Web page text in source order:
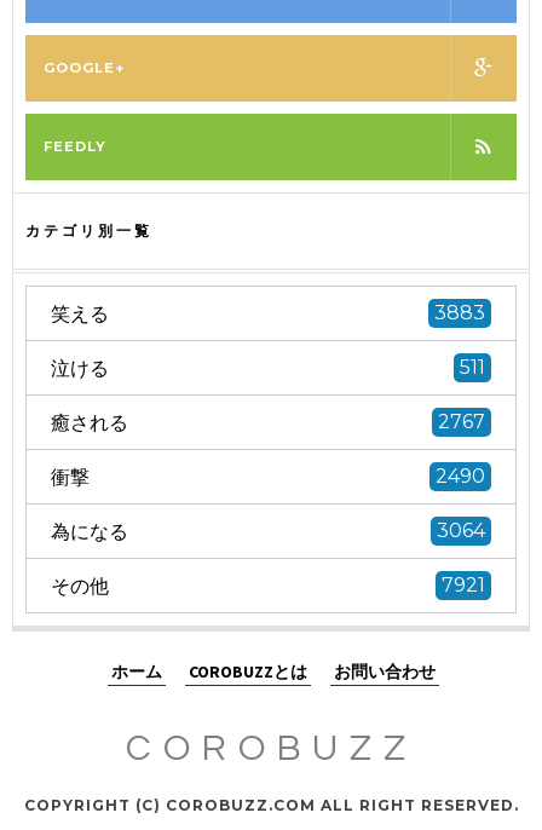
GOOGLE+
FEEDLY
カテゴリ別一覧
笑える 3883
泣ける 511
癒される 2767
衝撃 2490
為になる 3064
その他 7921
ホーム COROBUZZとは お問い合わせ
COROBUZZ
COPYRIGHT (C) COROBUZZ.COM ALL RIGHT RESERVED.